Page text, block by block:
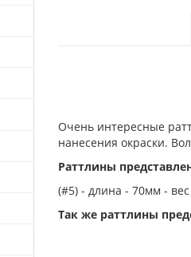
Очень интересные
нанесения окраски.
Раттлины
(#5) - длина - 70мм - вес
Так же раттлины